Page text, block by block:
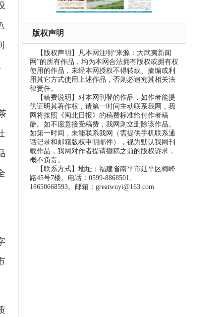
版权声明
【版权声明】凡本网注明“来源：大武夷新闻
网”的所有作品，均为本网合法拥有版权或拥有权
使用的作品，未经本网授权不得转载、摘编或利
用其它方式使用上述作品，否则必追究其相关法
律责任。
【稿费说明】对本网刊登的作品，如作者能提
供证明其著作权，请第一时间主动联系我网，我
网将按照《闽北日报》的稿费标准给付作者稿
酬。如不愿意接受稿费，我网则立删除该作品。
如第一时间，未能联系我网（需提供手机联系通
话记录和邮箱版权申明邮件），视为默认我网刊
载作品，我网对作者提请撤稿之前的版权诉求，
概不负责。
【联系方式】地址：福建省南平市延平区梅峰
路45号7楼。电话：0599-8868501、
18650668593。邮箱：greatwuyi@163.com